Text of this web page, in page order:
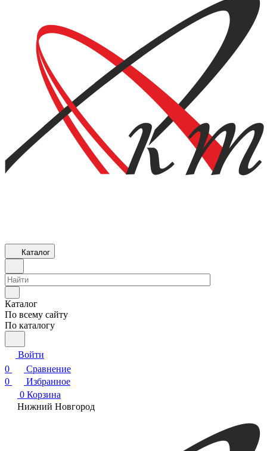
Каталог
Каталог
По всему сайту
По каталогу
Войти
0
Сравнение
0
Избранное
0 Корзина
Нижний Новгород